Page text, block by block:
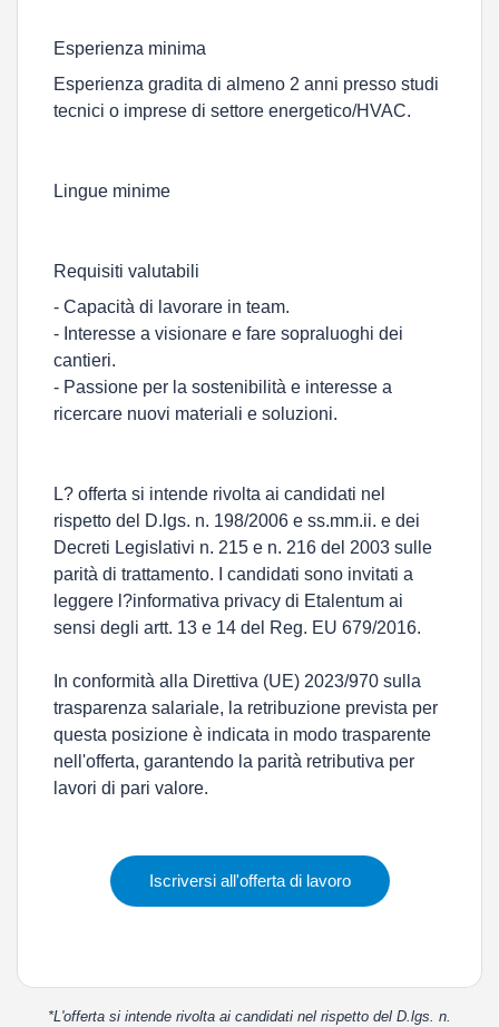
Esperienza minima
Esperienza gradita di almeno 2 anni presso studi
tecnici o imprese di settore energetico/HVAC.
Lingue minime
Requisiti valutabili
- Capacità di lavorare in team.
- Interesse a visionare e fare sopraluoghi dei
cantieri.
- Passione per la sostenibilità e interesse a
ricercare nuovi materiali e soluzioni.
L? offerta si intende rivolta ai candidati nel
rispetto del D.lgs. n. 198/2006 e ss.mm.ii. e dei
Decreti Legislativi n. 215 e n. 216 del 2003 sulle
parità di trattamento. I candidati sono invitati a
leggere l?informativa privacy di Etalentum ai
sensi degli artt. 13 e 14 del Reg. EU 679/2016.
In conformità alla Direttiva (UE) 2023/970 sulla
trasparenza salariale, la retribuzione prevista per
questa posizione è indicata in modo trasparente
nell'offerta, garantendo la parità retributiva per
lavori di pari valore.
Iscriversi all'offerta di lavoro
*L'offerta si intende rivolta ai candidati nel rispetto del D.lgs. n.